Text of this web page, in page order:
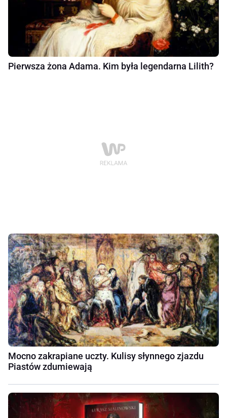
Pierwsza żona Adama. Kim była legendarna Lilith?
Mocno zakrapiane uczty. Kulisy słynnego zjazdu
Piastów zdumiewają